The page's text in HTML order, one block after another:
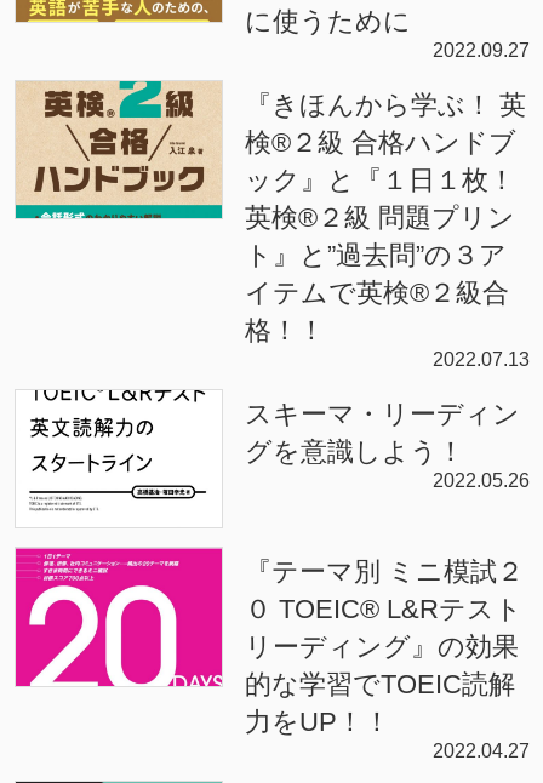
に使うために
2022.09.27
『きほんから学ぶ！ 英
検®２級 合格ハンドブ
ック』と『１日１枚！
英検®２級 問題プリン
ト』と”過去問”の３ア
イテムで英検®２級合
格！！
2022.07.13
スキーマ・リーディン
グを意識しよう！
2022.05.26
『テーマ別 ミニ模試２
０ TOEIC® L&Rテスト
リーディング』の効果
的な学習でTOEIC読解
力をUP！！
2022.04.27